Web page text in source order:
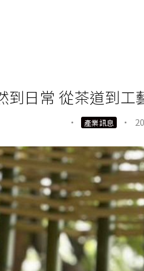
到日常 從茶道到工
· 產業訊息 ·